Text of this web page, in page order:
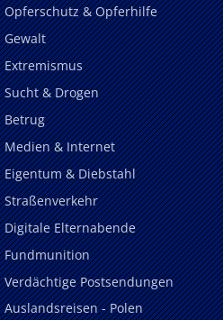
Opferschutz & Opferhilfe
Gewalt
Extremismus
Sucht & Drogen
Betrug
Medien & Internet
Eigentum & Diebstahl
Straßenverkehr
Digitale Elternabende
Fundmunition
Verdächtige Postsendungen
Auslandsreisen - Polen